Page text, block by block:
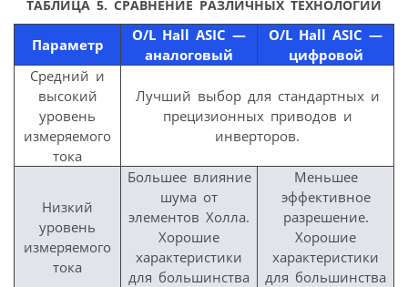
ТАБЛИЦА 5. СРАВНЕНИЕ РАЗЛИЧНЫХ ТЕХНОЛОГИЙ
Параметр
O/L Hall ASIC —
аналоговый
O/L Hall ASIC —
цифровой
Средний и
высокий
уровень
измеряемого
тока
Лучший выбор для стандартных и
прецизионных приводов и
инверторов.
Низкий
уровень
измеряемого
тока
Большее влияние
шума от
элементов Холла.
Хорошие
характеристики
для большинства
Меньшее
эффективное
разрешение.
Хорошие
характеристики
для большинства